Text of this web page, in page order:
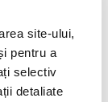
site-ului,
pentru a
selectiv
detaliate